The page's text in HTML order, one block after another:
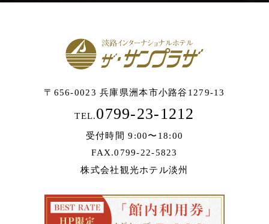
〒656-0023 兵庫県洲本市小路谷1279-13
TEL.0799-23-1212
受付時間 9:00〜18:00
FAX.0799-22-5823
株式会社観光ホテル淡州